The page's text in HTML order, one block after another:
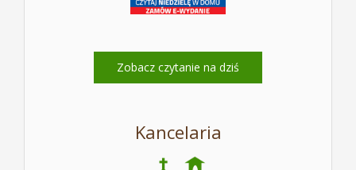
Zobacz czytanie na dziś
Kancelaria